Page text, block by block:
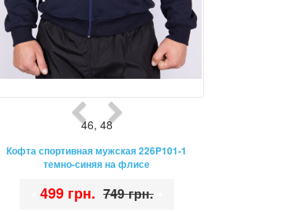
46, 48
Кофта спортивная мужская 226P101-1
темно-синяя на флисе
499 грн. 749 грн.